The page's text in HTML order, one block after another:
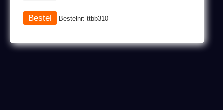
Bestelnr: ttbb310